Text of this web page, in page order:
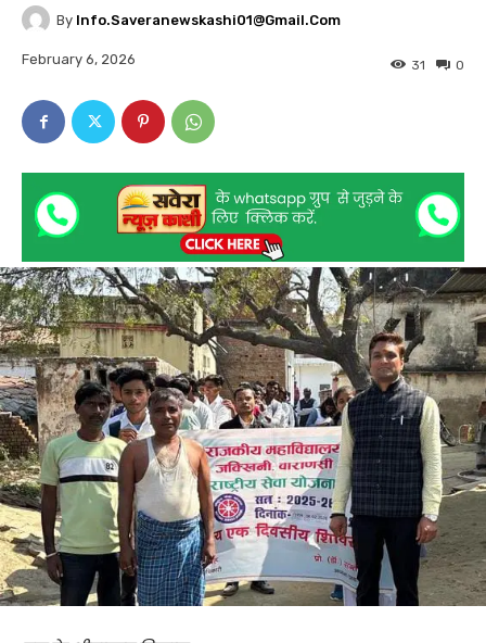
By Info.saveranewskashi01@gmail.com
February 6, 2026 0
31